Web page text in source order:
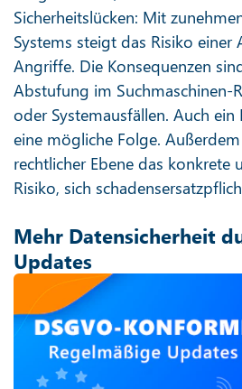
Sicherheitslücken: Mit
Systems steigt das Risiko einer
Angriffe. Die Konsequenzen
Abstufung im Suchmaschinen-
oder Systemausfällen. Auch
eine mögliche Folge.
rechtlicher Ebene das konkrete
Risiko, sich
Mehr Datensicherheit
Updates